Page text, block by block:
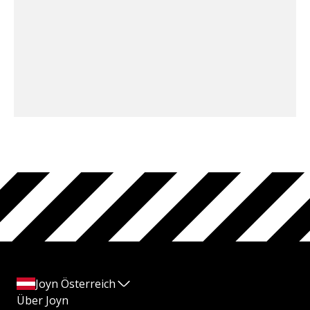
Joyn Österreich
Über Joyn